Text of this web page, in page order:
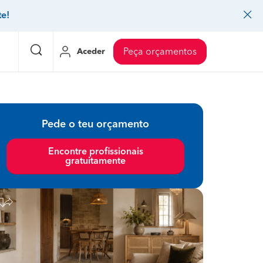
Mudanças
Decoração de interiores
Controlo de pragas
Gesso cartonado
Jardinagem
Carpintaria e marcenaria
Pintura
Canalização
Limpeza
Preço Instalação de painel sandwich
Preço Arquitetos
Preço Controlo de pragas
Preço Pavimentos
Preço Coberturas e telhados
Aceder Peça orçamentos
Pede o teu orçamento
Encontre profissionais
gratuitamente